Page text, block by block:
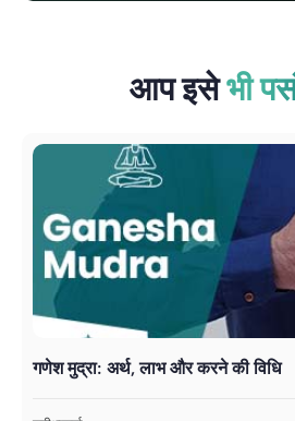
आप इसेभी
गणेश मुद्रा: अर्थ, लाभ और करने की विधि